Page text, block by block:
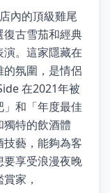
內的頂級雞尾
古雪茄和經典
。這家隱藏在
氛圍，是情侶
在2021年被
」和「年度最佳
特的飲酒體
藝，能夠為客
要享受浪漫夜晚
家，